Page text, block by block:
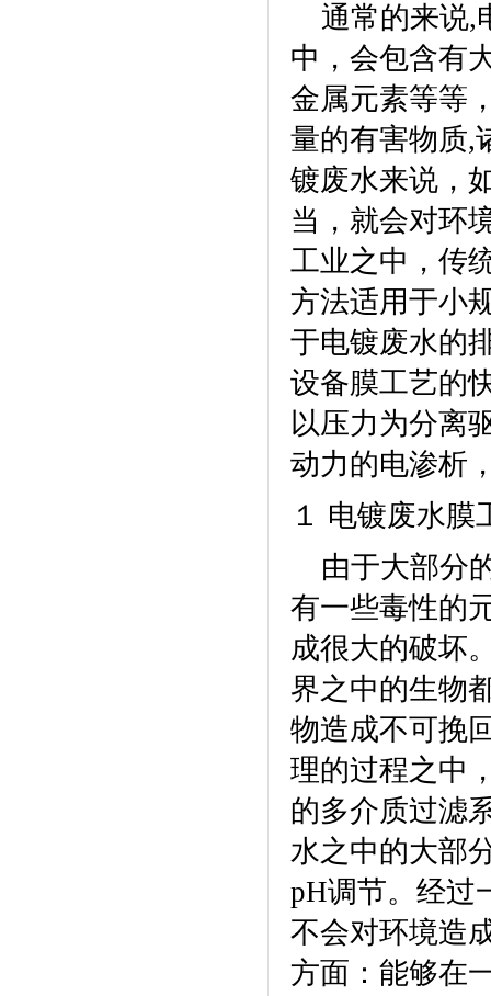
通常的来说,
中，会包含有
金属元素等等
量的有害物质,
镀废水来说，
当，就会对环
工业之中，传
方法适用于小
于电镀废水的
设备膜工艺的
以压力为分离
动力的电渗析
１ 电镀废水膜
由于大部分
有一些毒性的
成很大的破坏
界之中的生物
物造成不可挽
理的过程之中
的多介质过滤
水之中的大部
pH调节。经过
不会对环境造
方面：能够在